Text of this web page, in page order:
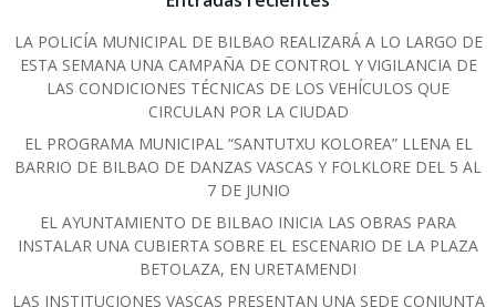
LA POLICÍA MUNICIPAL DE BILBAO REALIZARÁ A LO LARGO DE
ESTA SEMANA UNA CAMPAÑA DE CONTROL Y VIGILANCIA DE
LAS CONDICIONES TÉCNICAS DE LOS VEHÍCULOS QUE
CIRCULAN POR LA CIUDAD
EL PROGRAMA MUNICIPAL “SANTUTXU KOLOREA” LLENA EL
BARRIO DE BILBAO DE DANZAS VASCAS Y FOLKLORE DEL 5 AL
7 DE JUNIO
EL AYUNTAMIENTO DE BILBAO INICIA LAS OBRAS PARA
INSTALAR UNA CUBIERTA SOBRE EL ESCENARIO DE LA PLAZA
BETOLAZA, EN URETAMENDI
LAS INSTITUCIONES VASCAS PRESENTAN UNA SEDE CONJUNTA